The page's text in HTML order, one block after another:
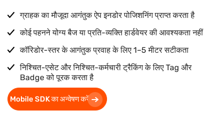
ग्राहक का मौजूदा आगंतुक ऐप इनडोर पोजिशनिंग प्राप्त करता है
कोई पहनने योग्य बैज या प्रति-व्यक्ति हार्डवेयर की आवश्यकता नहीं
कॉरिडोर-स्तर के आगंतुक प्रवाह के लिए 1–5 मीटर सटीकता
निश्चित-एसेट और निश्चित-कर्मचारी ट्रैकिंग के लिए Tag और
Badge को पूरक करता है
Mobile SDK का अन्वेषण करें